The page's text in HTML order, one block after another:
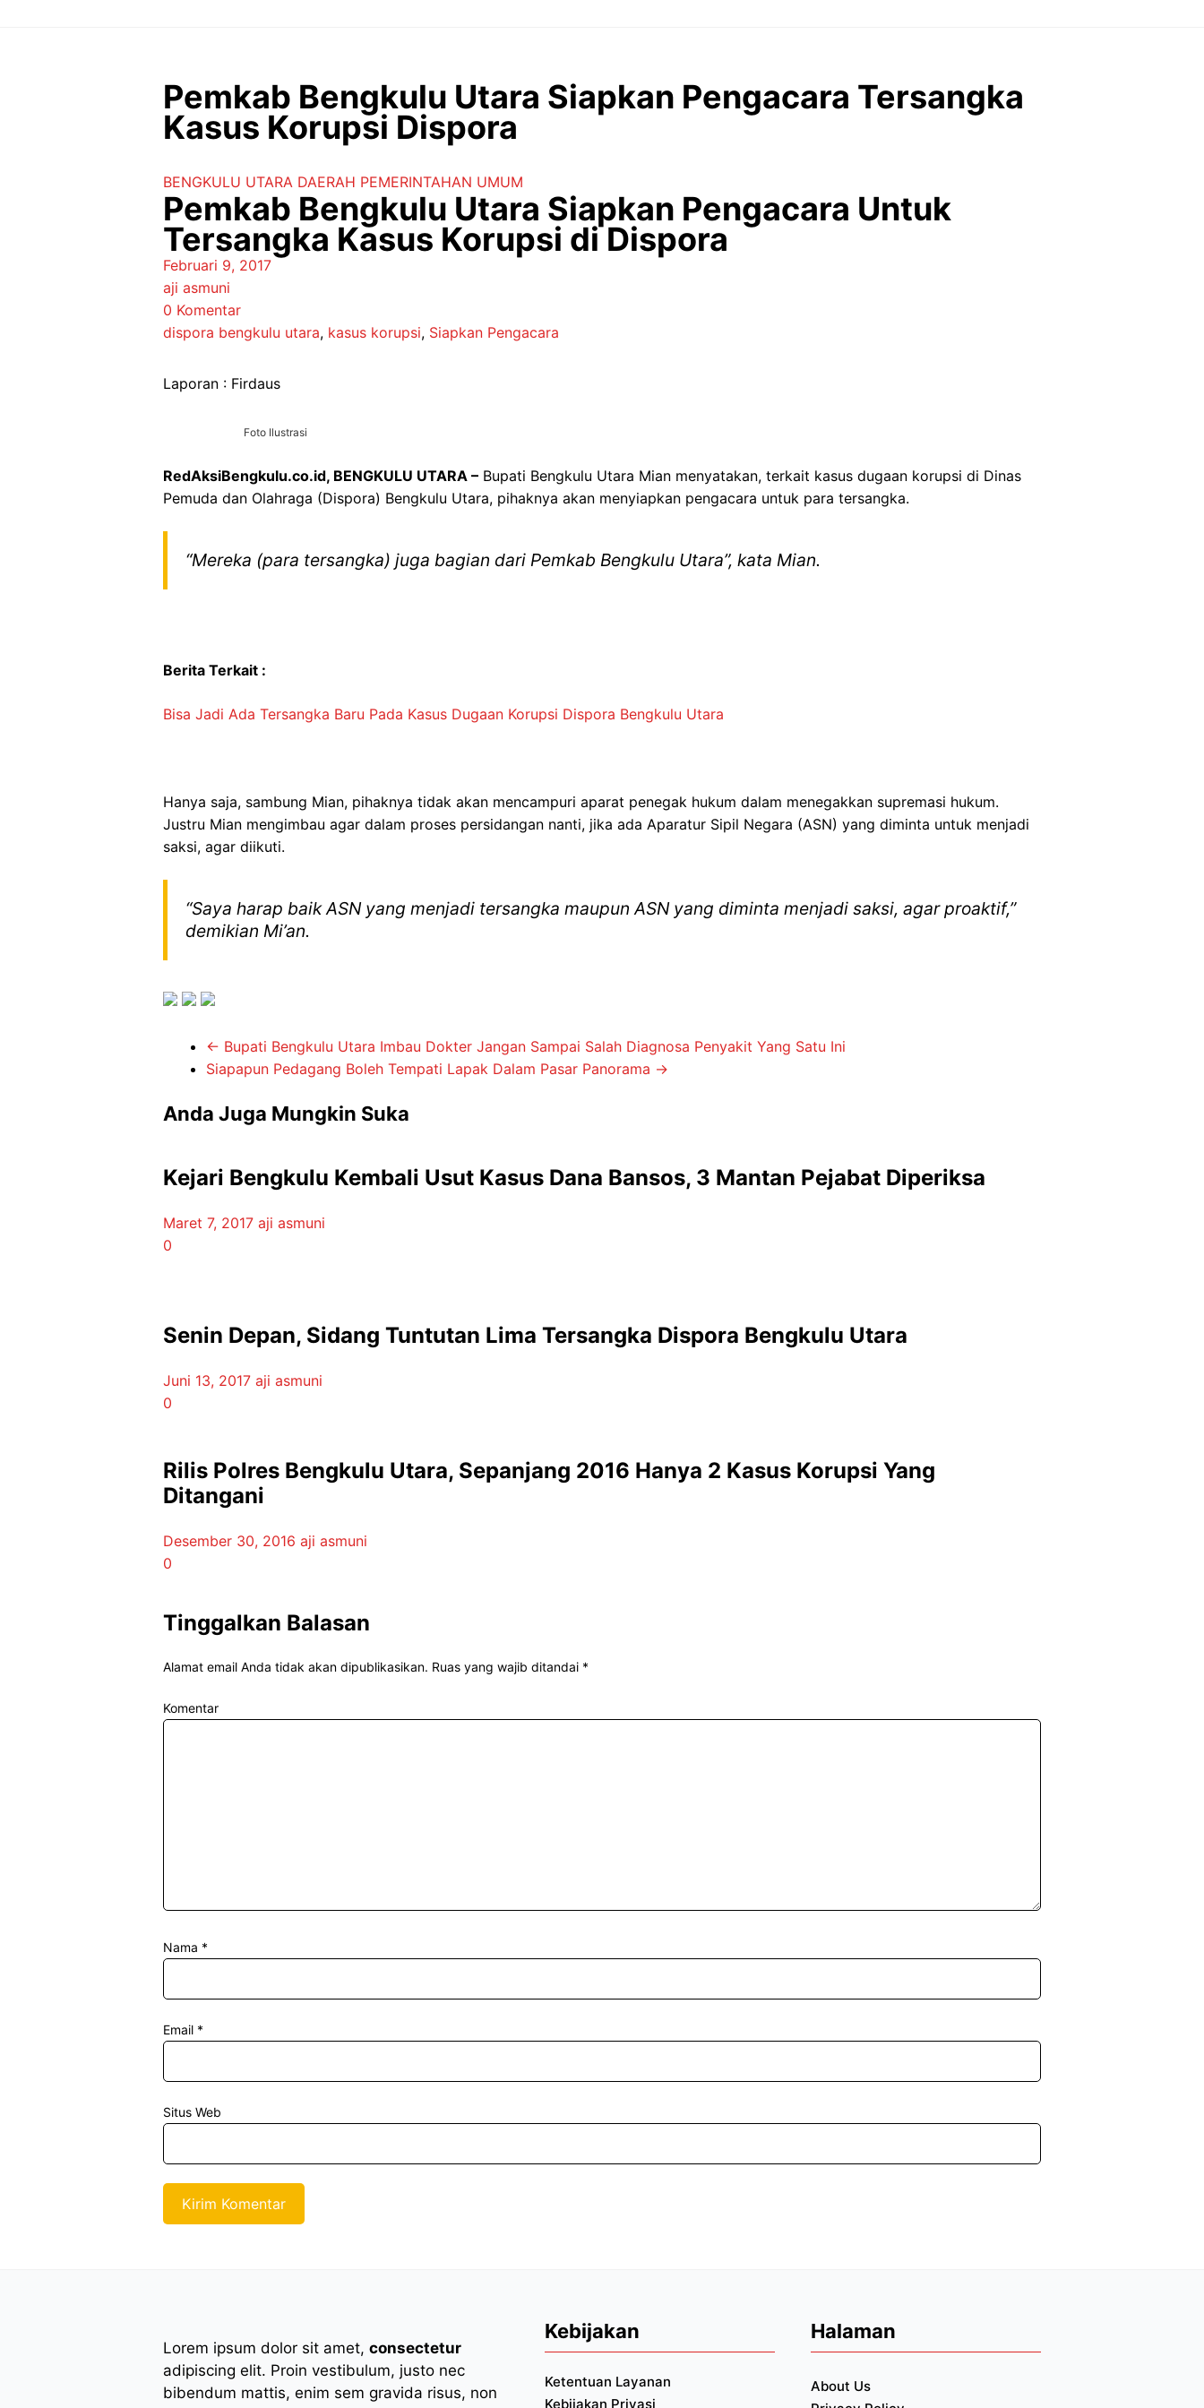
Pemkab Bengkulu Utara Siapkan Pengacara Tersangka
Kasus Korupsi Dispora
BENGKULU UTARA DAERAH PEMERINTAHAN UMUM
Pemkab Bengkulu Utara Siapkan Pengacara Untuk
Tersangka Kasus Korupsi di Dispora
Februari 9, 2017
aji asmuni
0 Komentar
dispora bengkulu utara, kasus korupsi, Siapkan Pengacara
Laporan : Firdaus
Foto Ilustrasi
RedAksiBengkulu.co.id, BENGKULU UTARA – Bupati Bengkulu Utara Mian menyatakan, terkait kasus dugaan korupsi di Dinas
Pemuda dan Olahraga (Dispora) Bengkulu Utara, pihaknya akan menyiapkan pengacara untuk para tersangka.
“Mereka (para tersangka) juga bagian dari Pemkab Bengkulu Utara”, kata Mian.
Berita Terkait :
Bisa Jadi Ada Tersangka Baru Pada Kasus Dugaan Korupsi Dispora Bengkulu Utara
Hanya saja, sambung Mian, pihaknya tidak akan mencampuri aparat penegak hukum dalam menegakkan supremasi hukum.
Justru Mian mengimbau agar dalam proses persidangan nanti, jika ada Aparatur Sipil Negara (ASN) yang diminta untuk menjadi
saksi, agar diikuti.
“Saya harap baik ASN yang menjadi tersangka maupun ASN yang diminta menjadi saksi, agar proaktif,”
demikian Mi’an.
← Bupati Bengkulu Utara Imbau Dokter Jangan Sampai Salah Diagnosa Penyakit Yang Satu Ini
Siapapun Pedagang Boleh Tempati Lapak Dalam Pasar Panorama →
Anda Juga Mungkin Suka
Kejari Bengkulu Kembali Usut Kasus Dana Bansos, 3 Mantan Pejabat Diperiksa
Maret 7, 2017 aji asmuni
0
Senin Depan, Sidang Tuntutan Lima Tersangka Dispora Bengkulu Utara
Juni 13, 2017 aji asmuni
0
Rilis Polres Bengkulu Utara, Sepanjang 2016 Hanya 2 Kasus Korupsi Yang
Ditangani
Desember 30, 2016 aji asmuni
0
Tinggalkan Balasan
Alamat email Anda tidak akan dipublikasikan. Ruas yang wajib ditandai *
Komentar
Nama *
Email *
Situs Web
Lorem ipsum dolor sit amet, consectetur
adipiscing elit. Proin vestibulum, justo nec
bibendum mattis, enim sem gravida risus, non
Kebijakan
Ketentuan Layanan
Kebijakan Privasi
Halaman
About Us